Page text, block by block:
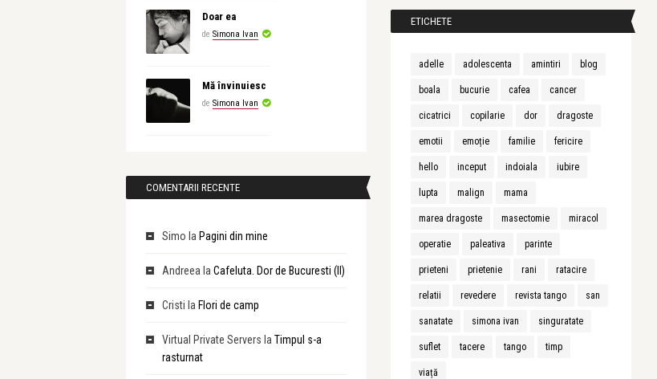
Doar ea
de Simona Ivan
Mă învinuiesc
de Simona Ivan
COMENTARII RECENTE
Simo la Pagini din mine
Andreea la Cafeluta. Dor de Bucuresti (II)
Cristi la Flori de camp
Virtual Private Servers la Timpul s-a
rasturnat
ETICHETE
adelle adolescenta amintiri blog
boala bucurie cafea cancer
cicatrici copilarie dor dragoste
emotii emoție familie fericire
hello inceput indoiala iubire
lupta malign mama
marea dragoste masectomie miracol
operatie paleativa parinte
prieteni prietenie rani ratacire
relatii revedere revista tango san
sanatate simona ivan singuratate
suflet tacere tango timp
viață